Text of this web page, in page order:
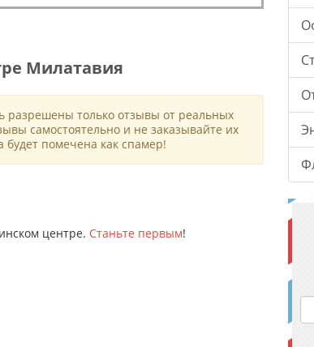
Милатавия
разрешены только отзывы от реальных
самостоятельно и не заказывайте их
помечена как спамер!
центре. Станьте первым!